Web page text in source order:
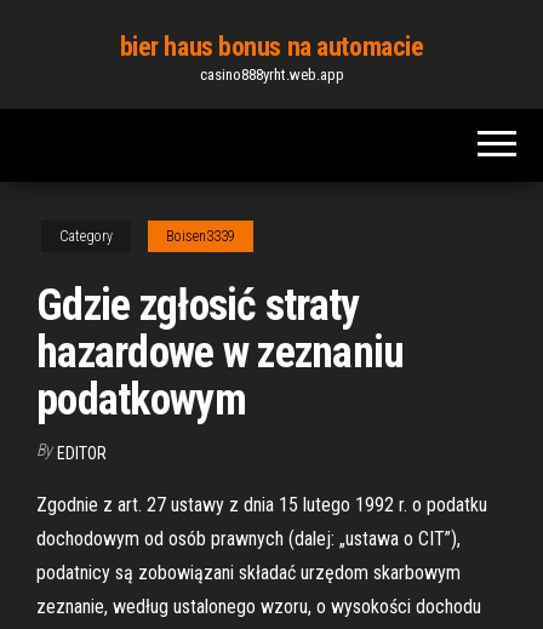
content
bier haus bonus na automacie
casino888yrht.web.app
Category Boisen3339
Gdzie zgłosić straty
hazardowe w zeznaniu
podatkowym
By EDITOR
Zgodnie z art. 27 ustawy z dnia 15 lutego 1992 r. o podatku
dochodowym od osób prawnych (dalej: „ustawa o CIT”),
podatnicy są zobowiązani składać urzędom skarbowym
zeznanie, według ustalonego wzoru, o wysokości dochodu